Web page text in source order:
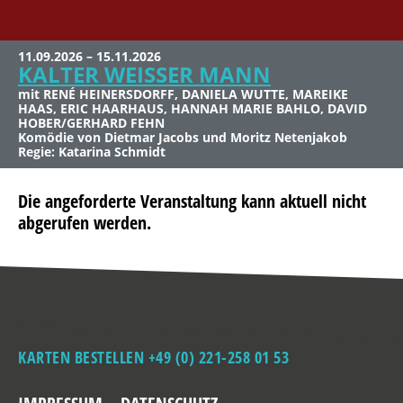
11.09.2026 – 15.11.2026
KALTER WEISSER MANN
mit RENÉ HEINERSDORFF, DANIELA WUTTE, MAREIKE
HAAS, ERIC HAARHAUS, HANNAH MARIE BAHLO, DAVID
HOBER/GERHARD FEHN
Komödie von Dietmar Jacobs und Moritz Netenjakob
Regie: Katarina Schmidt
21.11.2026, 20 Uhr
JÖRG KNÖR
Simply My Best!
17.02.2027, 20 Uhr
STADTGEKLIMPER
Aus dem Kölner Stadtleben nicht mehr wegzudenken – Jetzt
Live im Konzert im Theater am Dom
18.02.2027, 20 Uhr
STADTGEKLIMPER
Aus dem Kölner Stadtleben nicht mehr wegzudenken – Jetzt
Live im Konzert im Theater am Dom
07.03.2027, 11 Uhr
RALF BAUER
„Das Lächeln am Fuße der Leiter“
Die angeforderte Veranstaltung kann aktuell nicht
abgerufen werden.
KARTEN BESTELLEN +49 (0) 221-258 01 53